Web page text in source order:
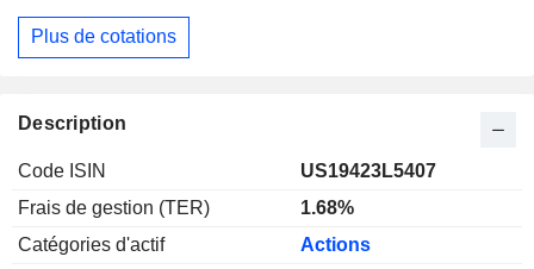
Plus de cotations
Description
Code ISIN
US19423L5407
Frais de gestion (TER)
1.68%
Catégories d'actif
Actions